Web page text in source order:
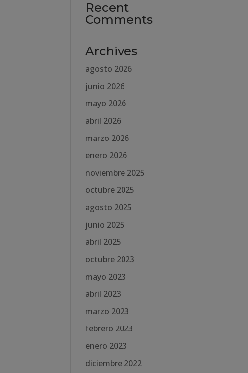
Recent
Comments
Archives
agosto 2026
junio 2026
mayo 2026
abril 2026
marzo 2026
enero 2026
noviembre 2025
octubre 2025
agosto 2025
junio 2025
abril 2025
octubre 2023
mayo 2023
abril 2023
marzo 2023
febrero 2023
enero 2023
diciembre 2022